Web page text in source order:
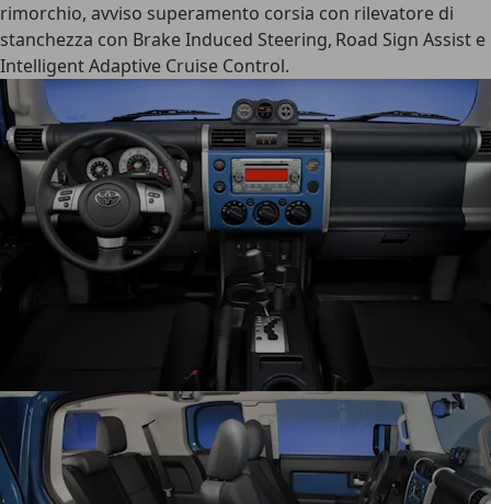
rimorchio, avviso superamento corsia con rilevatore di
stanchezza con Brake Induced Steering, Road Sign Assist e
Intelligent Adaptive Cruise Control.